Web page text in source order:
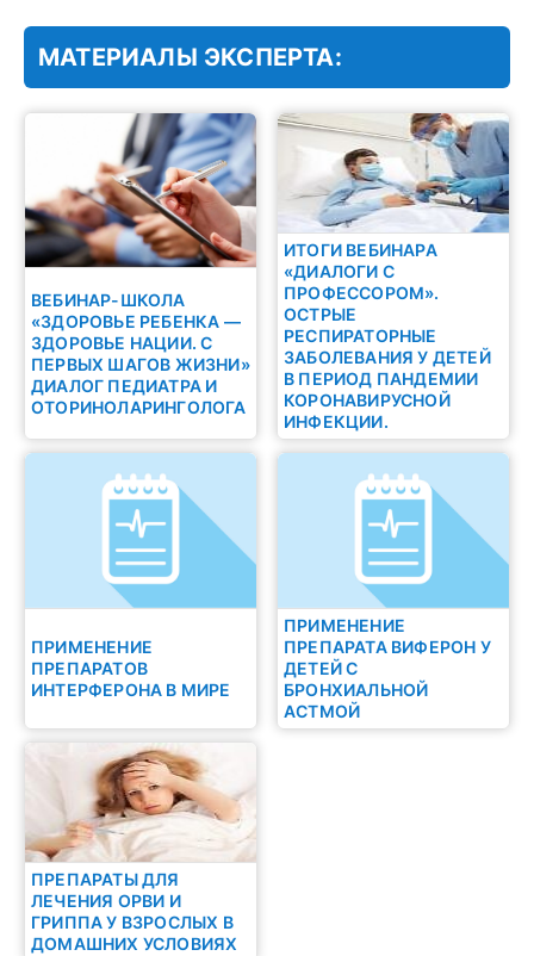
МАТЕРИАЛЫ ЭКСПЕРТА:
ВЕБИНАР-ШКОЛА
«ЗДОРОВЬЕ РЕБЕНКА —
ЗДОРОВЬЕ НАЦИИ. С
ПЕРВЫХ ШАГОВ ЖИЗНИ»
ДИАЛОГ ПЕДИАТРА И
ОТОРИНОЛАРИНГОЛОГА
ИТОГИ ВЕБИНАРА
«ДИАЛОГИ С
ПРОФЕССОРОМ».
ОСТРЫЕ
РЕСПИРАТОРНЫЕ
ЗАБОЛЕВАНИЯ У ДЕТЕЙ
В ПЕРИОД ПАНДЕМИИ
КОРОНАВИРУСНОЙ
ИНФЕКЦИИ.
ПРИМЕНЕНИЕ
ПРЕПАРАТОВ
ИНТЕРФЕРОНА В МИРЕ
ПРИМЕНЕНИЕ
ПРЕПАРАТА ВИФЕРОН У
ДЕТЕЙ С
БРОНХИАЛЬНОЙ
АСТМОЙ
ПРЕПАРАТЫ ДЛЯ
ЛЕЧЕНИЯ ОРВИ И
ГРИППА У ВЗРОСЛЫХ В
ДОМАШНИХ УСЛОВИЯХ